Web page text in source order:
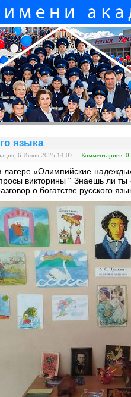
языка
6 Июня 2025 14:07 Комментариев: 0
лагере «Олимпийские
викторины " Знаешь ли ты
о богатстве русского